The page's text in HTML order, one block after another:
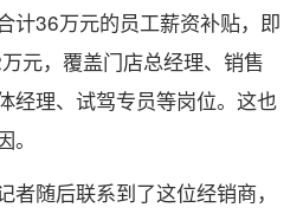
计36万元的员工薪资补贴，即
元，覆盖门店总经理、销售
经理、试驾专员等岗位。这也
者随后联系到了这位经销商，